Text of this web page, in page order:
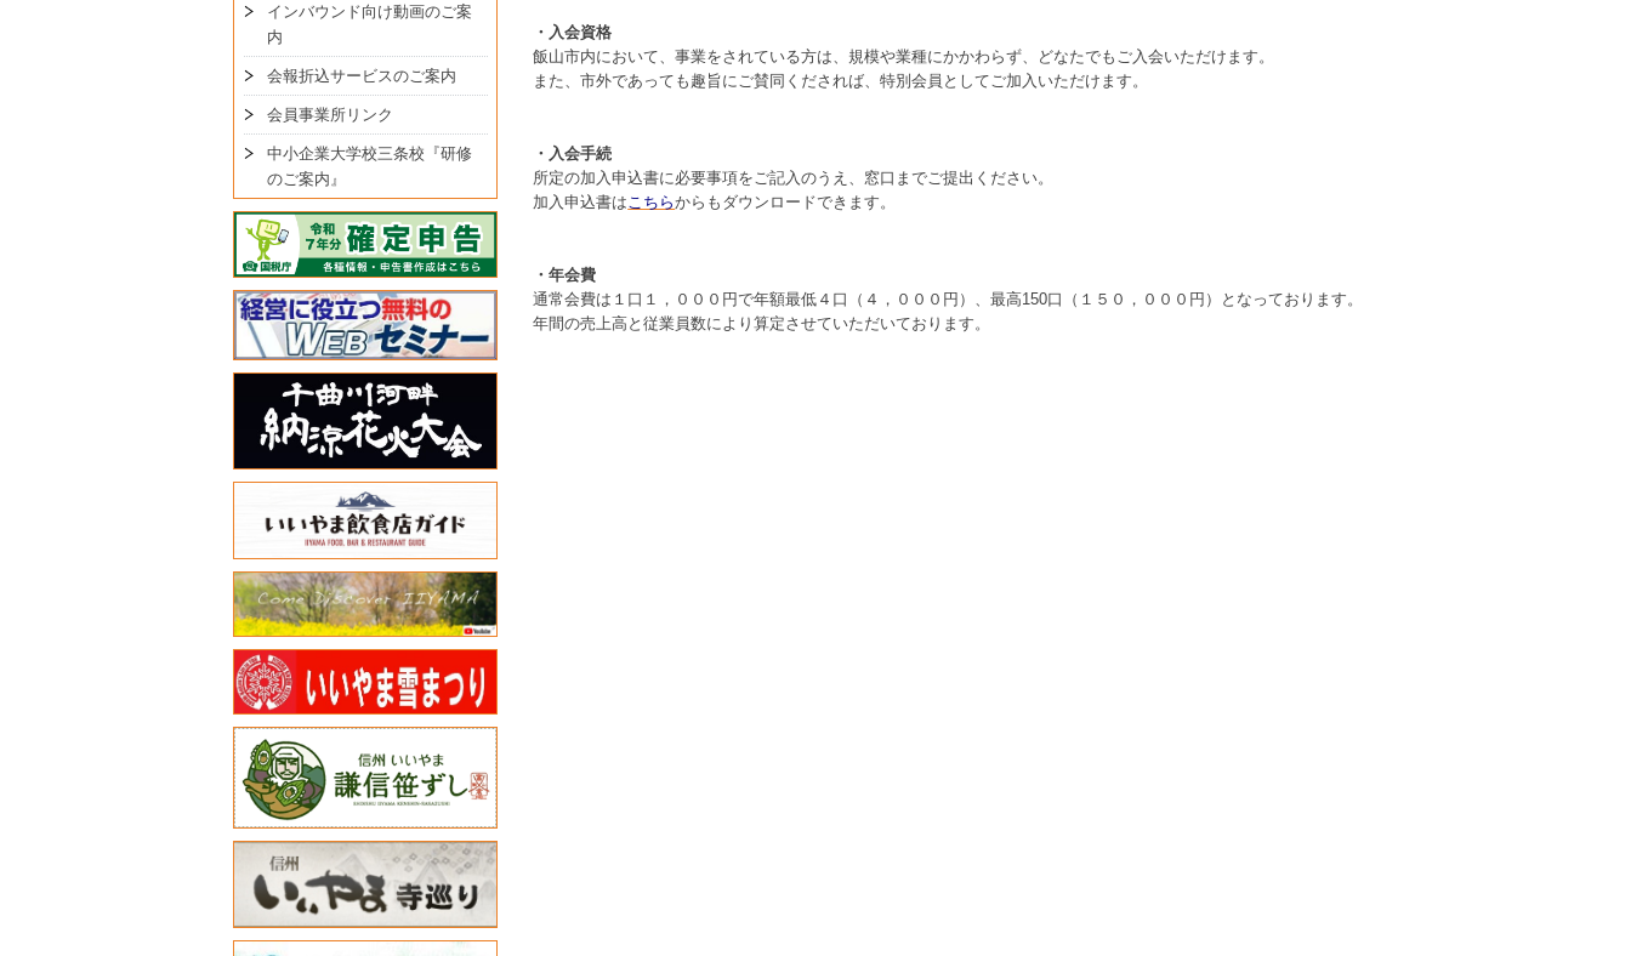
・入会資格
飯山市内において、事業をされている方は、規模や業種にかかわらず、どなたでもご入会いただけます。
また、市外であっても趣旨にご賛同くだされば、特別会員としてご加入いただけます。
・入会手続
所定の加入申込書に必要事項をご記入のうえ、窓口までご提出ください。
加入申込書はこちらからもダウンロードできます。
・年会費
通常会費は１口１，０００円で年額最低４口（４，０００円）、最高150口（１５０，０００円）となっております。
年間の売上高と従業員数により算定させていただいております。
インバウンド向け動画のご案
内
会報折込サービスのご案内
会員事業所リンク
中小企業大学校三条校『研修
のご案内』